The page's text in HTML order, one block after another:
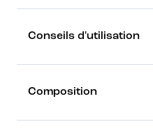
Découvrez les récompenses
Conseils d'utilisation
Composition